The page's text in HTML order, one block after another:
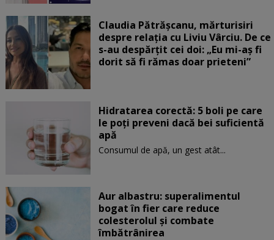
Claudia Pătrășcanu, mărturisiri
despre relația cu Liviu Vârciu. De ce
s-au despărțit cei doi: „Eu mi-aș fi
dorit să fi rămas doar prieteni”
Hidratarea corectă: 5 boli pe care
le poți preveni dacă bei suficientă
apă
Consumul de apă, un gest atât...
Aur albastru: superalimentul
bogat în fier care reduce
colesterolul și combate
îmbătrânirea